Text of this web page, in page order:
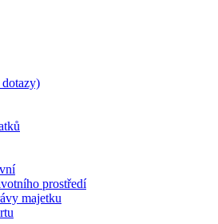
prostředí
majetku